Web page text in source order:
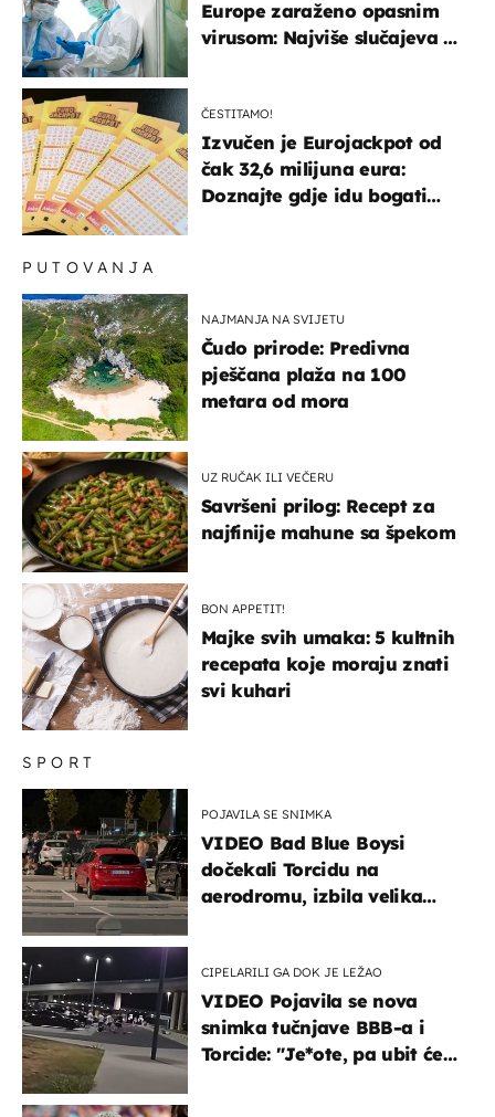
Europe zaraženo opasnim
virusom: Najviše slučajeva u
ČESTITAMO!
Izvučen je Eurojackpot od
čak 32,6 milijuna eura:
Doznajte gdje idu bogati
SPORT
POJAVILA SE SNIMKA
VIDEO Bad Blue Boysi
dočekali Torcidu na
aerodromu, izbila velika
CIPELARILI GA DOK JE LEŽAO
VIDEO Pojavila se nova
snimka tučnjave BBB-a i
Torcide: "Je*ote, pa ubit će
PUTOVANJA
NAJMANJA NA SVIJETU
Čudo prirode: Predivna
pješčana plaža na 100
metara od mora
UZ RUČAK ILI VEČERU
Savršeni prilog: Recept za
najfinije mahune sa špekom
BON APPETIT!
Majke svih umaka: 5 kultnih
recepata koje moraju znati
svi kuhari